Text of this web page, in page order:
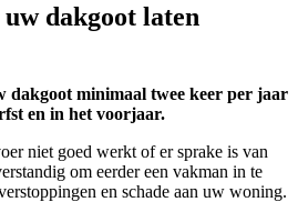
dakgoot laten
dakgoot minimaal twee keer per jaar
en in het voorjaar.
niet goed werkt of er sprake is van
om eerder een vakman in te
en schade aan uw woning.